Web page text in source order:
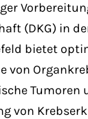
(DKG) in
bietet
von
von